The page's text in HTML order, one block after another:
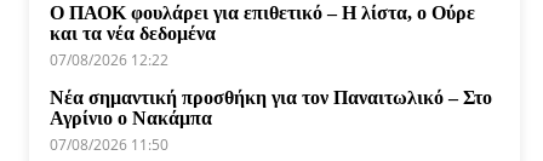
Ο ΠΑΟΚ φουλάρει για επιθετικό – Η λίστα, ο Ούρε
και τα νέα δεδομένα
07/08/2026 12:22
Νέα σημαντική προσθήκη για τον Παναιτωλικό – Στο
Αγρίνιο ο Νακάμπα
07/08/2026 11:50